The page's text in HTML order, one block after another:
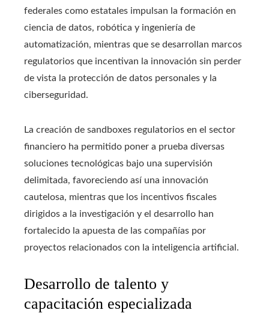
federales como estatales impulsan la formación en
ciencia de datos, robótica y ingeniería de
automatización, mientras que se desarrollan marcos
regulatorios que incentivan la innovación sin perder
de vista la protección de datos personales y la
ciberseguridad.
La creación de sandboxes regulatorios en el sector
financiero ha permitido poner a prueba diversas
soluciones tecnológicas bajo una supervisión
delimitada, favoreciendo así una innovación
cautelosa, mientras que los incentivos fiscales
dirigidos a la investigación y el desarrollo han
fortalecido la apuesta de las compañías por
proyectos relacionados con la inteligencia artificial.
Desarrollo de talento y
capacitación especializada